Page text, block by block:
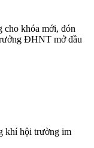
khóa mới, đón
ĐHNT mở đầu
khí hội trường im